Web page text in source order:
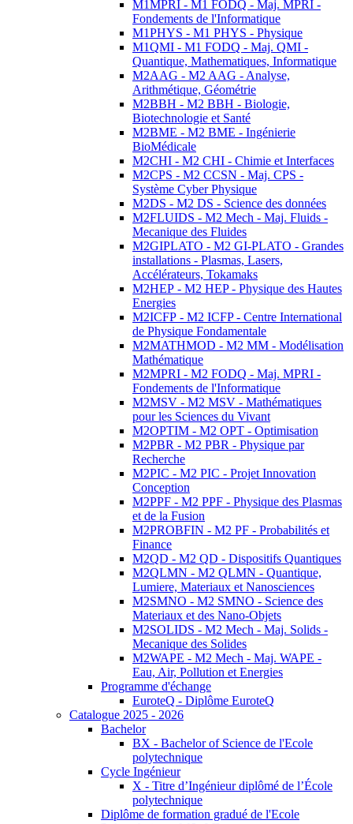
M1MPRI - M1 FODQ - Maj. MPRI -
Fondements de l'Informatique
M1PHYS - M1 PHYS - Physique
M1QMI - M1 FODQ - Maj. QMI -
Quantique, Mathematiques, Informatique
M2AAG - M2 AAG - Analyse,
Arithmétique, Géométrie
M2BBH - M2 BBH - Biologie,
Biotechnologie et Santé
M2BME - M2 BME - Ingénierie
BioMédicale
M2CHI - M2 CHI - Chimie et Interfaces
M2CPS - M2 CCSN - Maj. CPS -
Système Cyber Physique
M2DS - M2 DS - Science des données
M2FLUIDS - M2 Mech - Maj. Fluids -
Mecanique des Fluides
M2GIPLATO - M2 GI-PLATO - Grandes
installations - Plasmas, Lasers,
Accélérateurs, Tokamaks
M2HEP - M2 HEP - Physique des Hautes
Energies
M2ICFP - M2 ICFP - Centre International
de Physique Fondamentale
M2MATHMOD - M2 MM - Modélisation
Mathématique
M2MPRI - M2 FODQ - Maj. MPRI -
Fondements de l'Informatique
M2MSV - M2 MSV - Mathématiques
pour les Sciences du Vivant
M2OPTIM - M2 OPT - Optimisation
M2PBR - M2 PBR - Physique par
Recherche
M2PIC - M2 PIC - Projet Innovation
Conception
M2PPF - M2 PPF - Physique des Plasmas
et de la Fusion
M2PROBFIN - M2 PF - Probabilités et
Finance
M2QD - M2 QD - Dispositifs Quantiques
M2QLMN - M2 QLMN - Quantique,
Lumiere, Materiaux et Nanosciences
M2SMNO - M2 SMNO - Science des
Materiaux et des Nano-Objets
M2SOLIDS - M2 Mech - Maj. Solids -
Mecanique des Solides
M2WAPE - M2 Mech - Maj. WAPE -
Eau, Air, Pollution et Energies
Programme d'échange
EuroteQ - Diplôme EuroteQ
Catalogue 2025 - 2026
Bachelor
BX - Bachelor of Science de l'Ecole
polytechnique
Cycle Ingénieur
X - Titre d’Ingénieur diplômé de l’École
polytechnique
Diplôme de formation gradué de l'Ecole